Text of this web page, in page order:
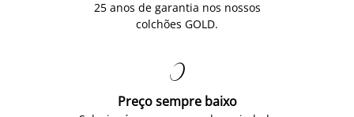
25 anos de garantia nos nossos
colchões GOLD.

Preço sempre baixo